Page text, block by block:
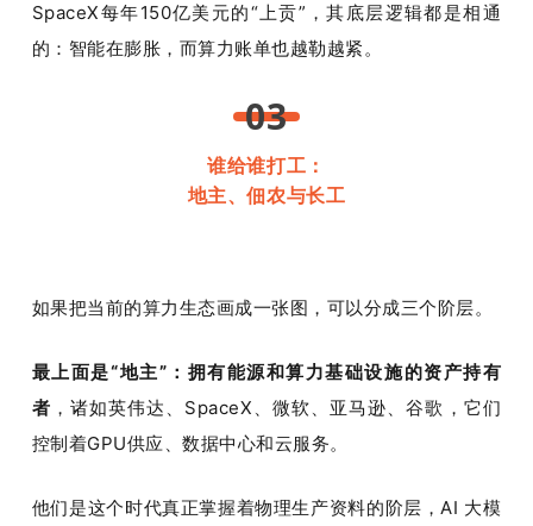
SpaceX每年150亿美元的“上贡”，其底层逻辑都是相通
的：智能在膨胀，而算力账单也越勒越紧。
03
谁给谁打工：
地主、佃农与长工
如果把当前的算力生态画成一张图，可以分成三个阶层。
最上面是“地主”：拥有能源和算力基础设施的资产持有
者 ，诸如英伟达、SpaceX、微软、亚马逊、谷歌，它们
控制着GPU供应、数据中心和云服务。
他们是这个时代真正掌握着物理生产资料的阶层，AI 大模